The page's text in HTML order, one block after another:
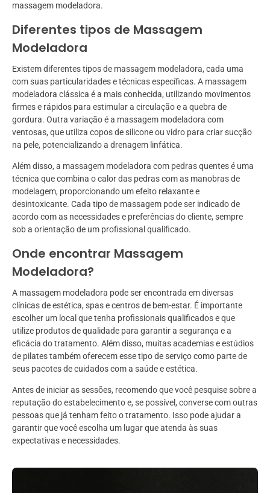
massagem modeladora.
Diferentes tipos de Massagem
Modeladora
Existem diferentes tipos de massagem modeladora, cada uma
com suas particularidades e técnicas específicas. A massagem
modeladora clássica é a mais conhecida, utilizando movimentos
firmes e rápidos para estimular a circulação e a quebra de
gordura. Outra variação é a massagem modeladora com
ventosas, que utiliza copos de silicone ou vidro para criar sucção
na pele, potencializando a drenagem linfática.
Além disso, a massagem modeladora com pedras quentes é uma
técnica que combina o calor das pedras com as manobras de
modelagem, proporcionando um efeito relaxante e
desintoxicante. Cada tipo de massagem pode ser indicado de
acordo com as necessidades e preferências do cliente, sempre
sob a orientação de um profissional qualificado.
Onde encontrar Massagem
Modeladora?
A massagem modeladora pode ser encontrada em diversas
clínicas de estética, spas e centros de bem-estar. É importante
escolher um local que tenha profissionais qualificados e que
utilize produtos de qualidade para garantir a segurança e a
eficácia do tratamento. Além disso, muitas academias e estúdios
de pilates também oferecem esse tipo de serviço como parte de
seus pacotes de cuidados com a saúde e estética.
Antes de iniciar as sessões, recomendo que você pesquise sobre a
reputação do estabelecimento e, se possível, converse com outras
pessoas que já tenham feito o tratamento. Isso pode ajudar a
garantir que você escolha um lugar que atenda às suas
expectativas e necessidades.